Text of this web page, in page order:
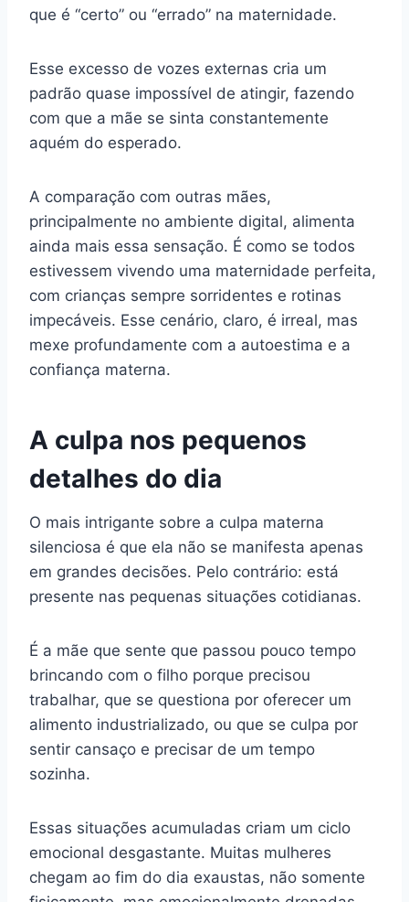
que é “certo” ou “errado” na maternidade.
Esse excesso de vozes externas cria um
padrão quase impossível de atingir, fazendo
com que a mãe se sinta constantemente
aquém do esperado.
A comparação com outras mães,
principalmente no ambiente digital, alimenta
ainda mais essa sensação. É como se todos
estivessem vivendo uma maternidade perfeita,
com crianças sempre sorridentes e rotinas
impecáveis. Esse cenário, claro, é irreal, mas
mexe profundamente com a autoestima e a
confiança materna.
A culpa nos pequenos
detalhes do dia
O mais intrigante sobre a culpa materna
silenciosa é que ela não se manifesta apenas
em grandes decisões. Pelo contrário: está
presente nas pequenas situações cotidianas.
É a mãe que sente que passou pouco tempo
brincando com o filho porque precisou
trabalhar, que se questiona por oferecer um
alimento industrializado, ou que se culpa por
sentir cansaço e precisar de um tempo
sozinha.
Essas situações acumuladas criam um ciclo
emocional desgastante. Muitas mulheres
chegam ao fim do dia exaustas, não somente